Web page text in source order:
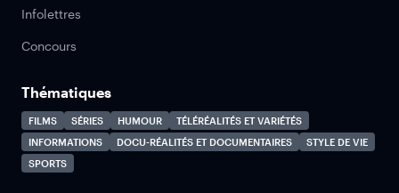
Infolettres
Concours
Thématiques
FILMS SÉRIES HUMOUR
TÉLÉRÉALITÉS ET VARIÉTÉS
INFORMATIONS
DOCU-RÉALITÉS ET DOCUMENTAIRES
STYLE DE VIE
SPORTS